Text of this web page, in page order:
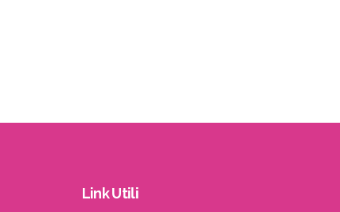
LinkUtili